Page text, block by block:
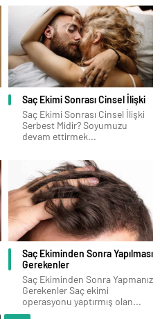
Saç Ekimi Sonrası Cinsel İlişki
Saç Ekimi Sonrası Cinsel İlişki
Serbest Midir? Soyumuzu
devam ettirmek...
Saç Ekiminden Sonra Yapılması
Gerekenler
Saç Ekiminden Sonra Yapmanız
Gerekenler Saç ekimi
operasyonu yaptırmış olan...